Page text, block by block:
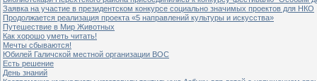
Заявка на участие в президентском конкурсе социально значимых проектов для НКО
Продолжается реализация проекта «5 направлений культуры и искусства»
Путешествие в Мир Животных
Как хорошо уметь читать!
Мечты сбываются!
Юбилей Галичской местной организации ВОС
Есть решение
День знаний